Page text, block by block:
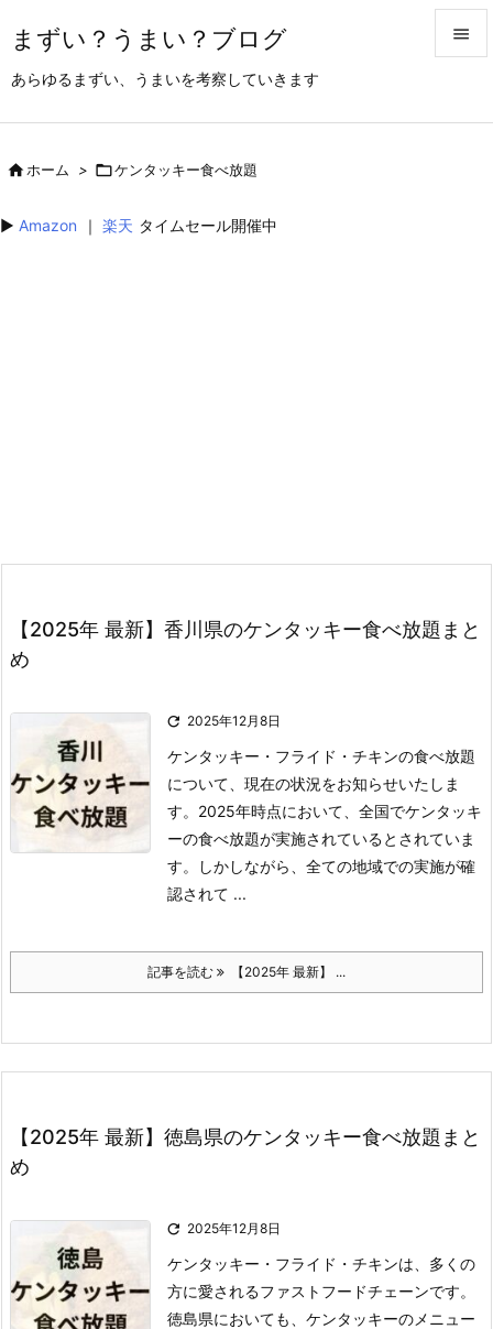
まずい？うまい？ブログ
あらゆるまずい、うまいを考察していきます

ホーム > ケンタッキー食べ放題
▶︎ Amazon ｜ 楽天 タイムセール開催中
【2025年 最新】香川県のケンタッキー食べ放題まと
め
 2025年12月8日
ケンタッキー・フライド・チキンの食べ放題
について、現在の状況をお知らせいたしま
す。 2025年時点において、全国でケンタッキ
ーの食べ放題が実施されているとされていま
す。
しかしながら、全ての地域での実施が確
認されて ...
記事を読む 【2025年 最新】 ...
【2025年 最新】徳島県のケンタッキー食べ放題まと
め
 2025年12月8日
ケンタッキー・フライド・チキンは、多くの
方に愛されるファストフードチェーンです。
徳島県においても、ケンタッキーのメニュー